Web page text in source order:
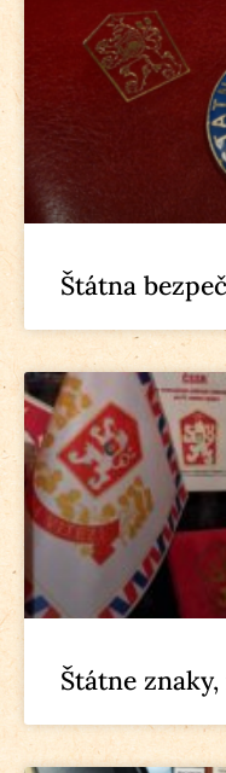
Štátna
Štátne